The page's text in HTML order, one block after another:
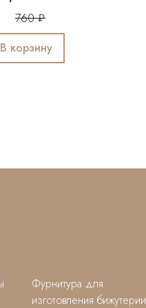
Фурнитура для
изготовления бижутерии